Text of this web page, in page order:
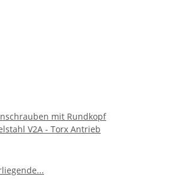
mit Rundkopf
V2A - Torx Antrieb